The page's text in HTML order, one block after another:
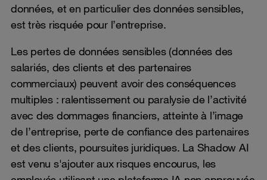
données, et en particulier des données sensibles,
est très risquée pour l’entreprise.
Les pertes de données sensibles (données des
salariés, des clients et des partenaires
commerciaux) peuvent avoir des conséquences
multiples : ralentissement ou paralysie de l’activité
avec des dommages financiers, atteinte à l’image
de l’entreprise, perte de confiance des partenaires
et des clients, poursuites juridiques. La Shadow AI
est venu s'ajouter aux risques encourus, les